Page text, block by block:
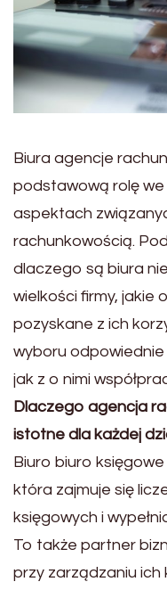
Biura agencje
podstawową rolę we
aspektach
rachunkowością.
dlaczego są biura
wielkości firmy, jakie
pozyskane z ich
wyboru
jak z o nimi
Dlaczego agencja
istotne dla każdej
Biuro biuro
która zajmuje się
księgowych i
To także partner
przy zarządzaniu